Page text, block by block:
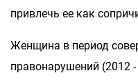
привлечь ее как
Женщина в период
правонарушений (2012 -